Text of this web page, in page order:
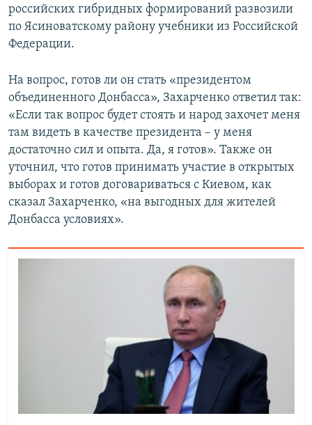
российских гибридных формирований развозили
по Ясиноватскому району учебники из Российской
Федерации.
На вопрос, готов ли он стать «президентом
объединенного Донбасса», Захарченко ответил так:
«Если так вопрос будет стоять и народ захочет меня
там видеть в качестве президента – у меня
достаточно сил и опыта. Да, я готов». Также он
уточнил, что готов принимать участие в открытых
выборах и готов договариваться с Киевом, как
сказал Захарченко, «на выгодных для жителей
Донбасса условиях».